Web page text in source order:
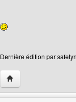
Dernière édition par
Visiter le site web